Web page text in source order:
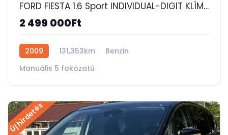
FORD FIESTA 1.6 Sport INDIVIDUAL-DIGIT KLÍMA-SPARCO FELNI--ÜLÉSFŰTÉS-BŐR BELSŐ!
2 499 000Ft
2009 131,353km
Benzin
Manuális 5 fokozatú
Új hirdetés